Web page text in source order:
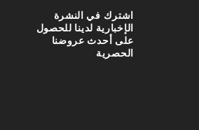
اشترك في النشرة
الإخبارية لدينا للحصول
على أحدث عروضنا
الحصرية